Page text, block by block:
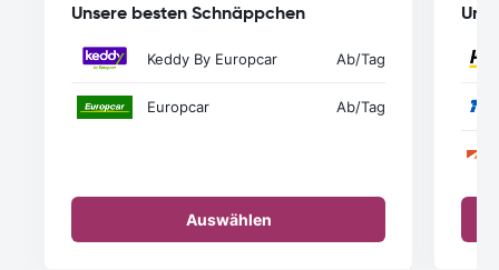
Unsere besten Schnäppchen
Keddy By Europcar Ab/Tag
Europcar Ab/Tag
Auswählen